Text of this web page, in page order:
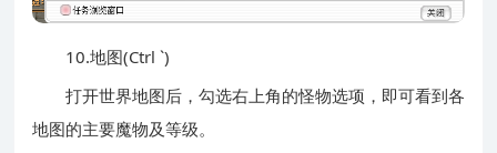
10.地图(Ctrl `)
打开世界地图后，勾选右上角的怪物选项，即可看到各
地图的主要魔物及等级。